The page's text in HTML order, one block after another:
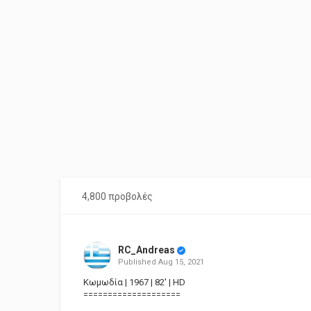
4,800 προβολές
RC_Andreas
Published Aug 15, 2021
Κωμωδία | 1967 | 82' | HD
====================